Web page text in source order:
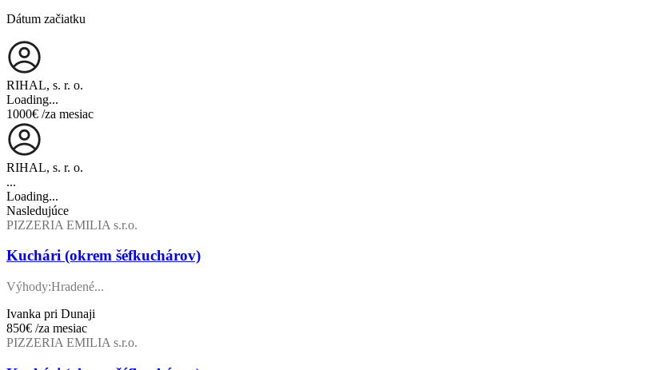
Dátum začiatku
RIHAL, s. r. o.
Loading...
1000€ /za mesiac
RIHAL, s. r. o.
...
Loading...
Nasledujúce
PIZZERIA EMILIA s.r.o.
Kuchári (okrem šéfkuchárov)
Výhody:Hradené...
Ivanka pri Dunaji
850€ /za mesiac
PIZZERIA EMILIA s.r.o.